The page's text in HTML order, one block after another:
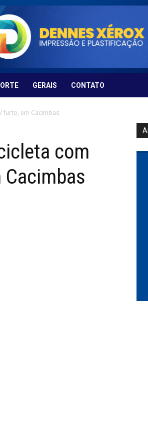
GERAIS CONTATO
furto, em Cacimbas
com